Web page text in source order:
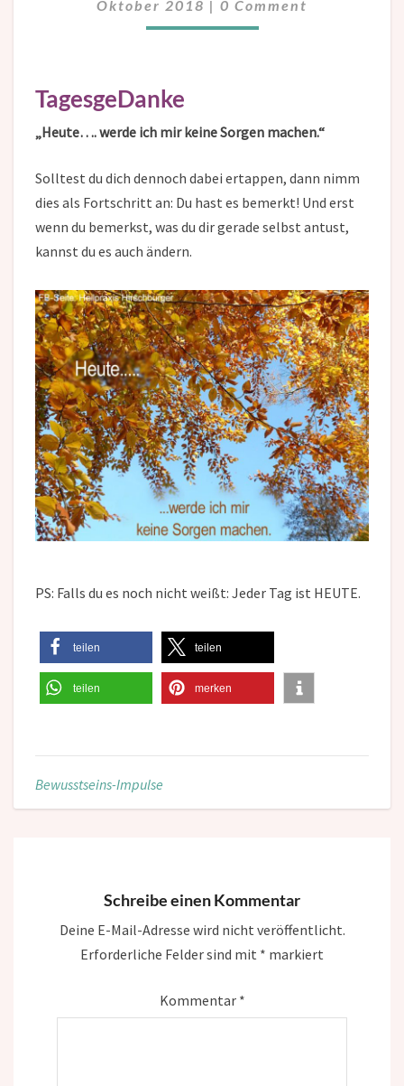
Oktober 2018 | 0 Comment
TagesgeDanke
„Heute…. werde ich mir keine Sorgen machen.“
Solltest du dich dennoch dabei ertappen, dann nimm
dies als Fortschritt an: Du hast es bemerkt! Und erst
wenn du bemerkst, was du dir gerade selbst antust,
kannst du es auch ändern.
PS: Falls du es noch nicht weißt: Jeder Tag ist HEUTE.
teilen teilen
teilen merken
Bewusstseins-Impulse
Schreibe einen Kommentar
Deine E-Mail-Adresse wird nicht veröffentlicht.
Erforderliche Felder sind mit * markiert
Kommentar *